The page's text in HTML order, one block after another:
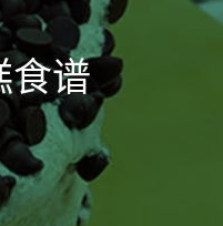
食谱